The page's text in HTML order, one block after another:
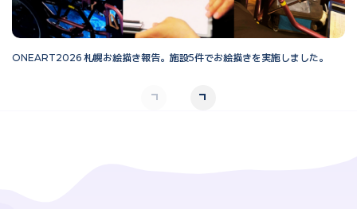
ONEART2026 札幌お絵描き報告。施設5件でお絵描きを実施しました。